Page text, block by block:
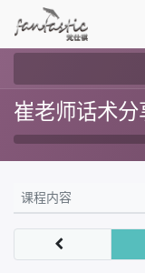
崔老师话术分
课程内容